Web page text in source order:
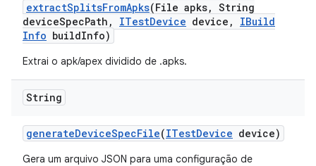
extractSplitsFromApks(File apks, String
deviceSpecPath , ITestDevice device ,
IBuild
Info buildInfo)
Extrai o apk/apex dividido de .apks.
String
generateDeviceSpecFile(ITestDevice device)
Gera um arquivo JSON para uma configuração de